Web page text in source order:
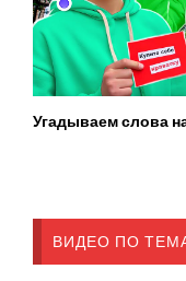
Угадываем слова
ВИДЕО ПО